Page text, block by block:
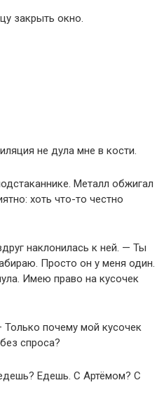
закрыть окно.
не дула мне в кости.
Металл обжигал
хоть что-то честно
наклонилась к ней. — Ты
Просто он у меня один.
Имею право на кусочек
почему мой кусочек
спроса?
Едешь. С Артёмом? С